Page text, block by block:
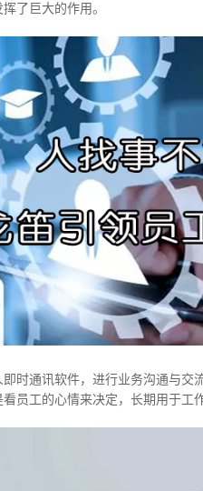
了巨大的作用。
时通讯软件，进行业务沟通与
员工的心情来决定，长期用于工